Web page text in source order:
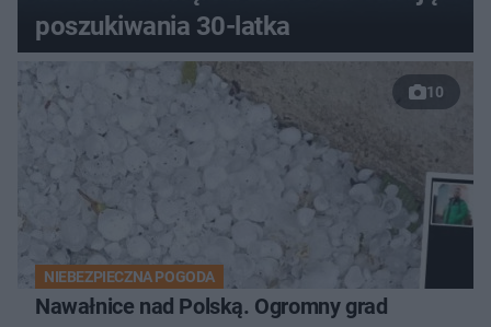
poszukiwania 30-latka
10
NIEBEZPIECZNA POGODA
Nawałnice nad Polską. Ogromny grad